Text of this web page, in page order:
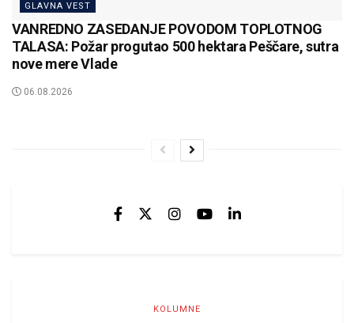
GLAVNA VEST
VANREDNO ZASEDANJE POVODOM TOPLOTNOG
TALASA: Požar progutao 500 hektara Peščare, sutra
nove mere Vlade
06.08.2026
KOLUMNE